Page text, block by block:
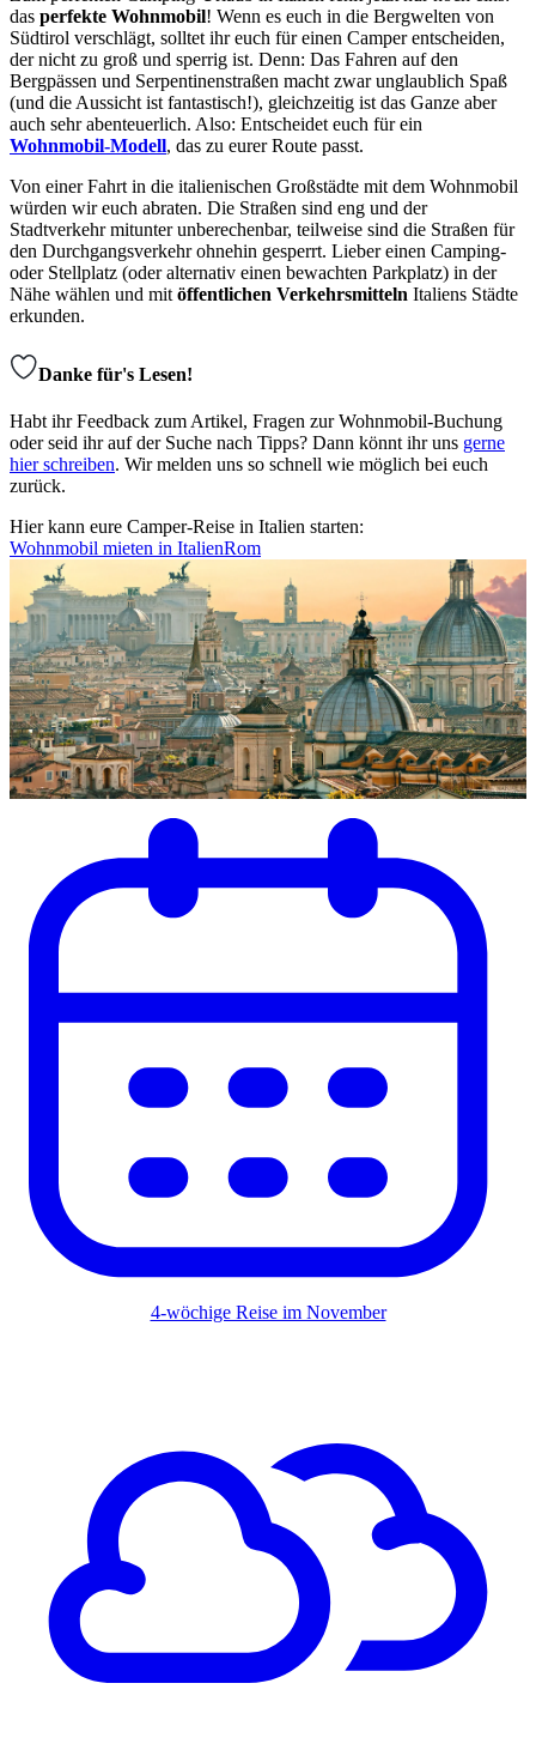
das perfekte Wohnmobil! Wenn es euch in die Bergwelten von
Südtirol verschlägt, solltet ihr euch für einen Camper entscheiden,
der nicht zu groß und sperrig ist. Denn: Das Fahren auf den
Bergpässen und Serpentinenstraßen macht zwar unglaublich Spaß
(und die Aussicht ist fantastisch!), gleichzeitig ist das Ganze aber
auch sehr abenteuerlich. Also: Entscheidet euch für ein
Wohnmobil-Modell, das zu eurer Route passt.
Von einer Fahrt in die italienischen Großstädte mit dem Wohnmobil
würden wir euch abraten. Die Straßen sind eng und der
Stadtverkehr mitunter unberechenbar, teilweise sind die Straßen für
den Durchgangsverkehr ohnehin gesperrt. Lieber einen Camping-
oder Stellplatz (oder alternativ einen bewachten Parkplatz) in der
Nähe wählen und mit öffentlichen Verkehrsmitteln Italiens Städte
erkunden.
Danke für's Lesen!
Habt ihr Feedback zum Artikel, Fragen zur Wohnmobil-Buchung
oder seid ihr auf der Suche nach Tipps? Dann könnt ihr uns gerne
hier schreiben. Wir melden uns so schnell wie möglich bei euch
zurück.
Hier kann eure Camper-Reise in Italien starten:
Wohnmobil mieten in ItalienRom
4-wöchige Reise im November